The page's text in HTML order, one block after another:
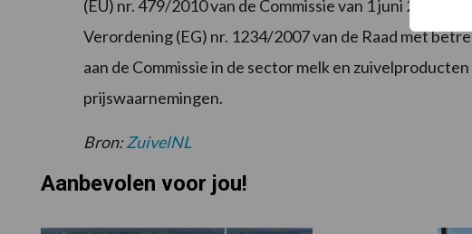
(EU) nr. 479/2010 van de Commissie van 1 juni 2010
Verordening (EG) nr. 1234/2007 van de Raad met
aan de Commissie in de sector melk en
prijswaarnemingen.
Bron:ZuivelNL
Aanbevolen voor jou!